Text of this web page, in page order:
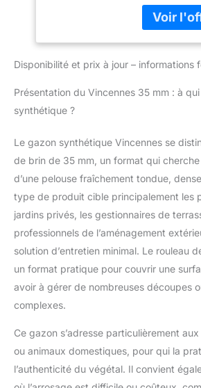
les rayons
compatible
Densité
rendu
soit 15m²
Disponibilité et prix à jour – informations
Présentation du Vincennes 35 mm : à
synthétique ?
Le gazon synthétique Vincennes se
de brin de 35 mm, un format qui
d’une pelouse fraîchement tondue,
type de produit cible principalement les
jardins privés, les gestionnaires de
professionnels de l’aménagement
solution d’entretien minimal. Le rouleau
un format pratique pour couvrir une
avoir à gérer de nombreuses découpes
complexes.
Ce gazon s’adresse particulièrement
ou animaux domestiques, pour qui la
l’authenticité du végétal. Il convient